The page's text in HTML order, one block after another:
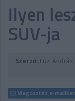
PODCAST
LIVE
DIGITÁLIS MAGAZIN
Ilyen
SUV-ja
Szerző: Fűzi András
Megosztás e-